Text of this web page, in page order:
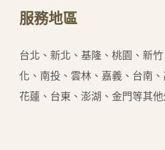
服務地區
台北、新北、基隆、桃園、新
化、南投、雲林、嘉義、台南
花蓮、台東、澎湖、金門等其